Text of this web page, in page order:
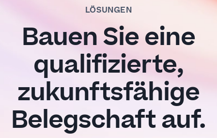
LÖSUNGEN
Bauen Sie eine
qualifizierte,
zukunftsfähige
Belegschaft auf.